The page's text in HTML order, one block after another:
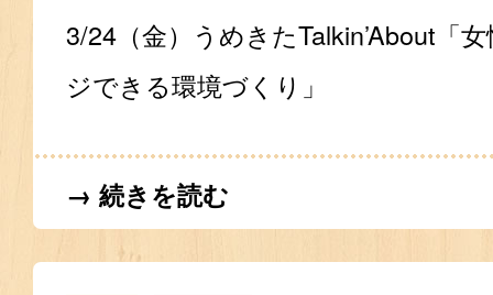
3/24（金）うめきたTalkin’About「
ジできる環境づくり」
→ 続きを読む